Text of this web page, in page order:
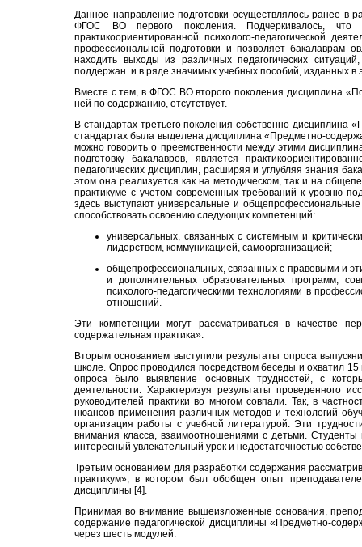
Данное направление подготовки осуществлялось ранее в
ФГОС ВО первого поколения. Подчеркивалось, что
практикоориентированной психолого-педагогической
профессиональной подготовки и позволяет бакалаврам
находить выходы из различных педагогических
поддержан и в ряде значимых учебных пособий, изданных в
Вместе с тем, в ФГОС ВО второго поколения дисциплина
ней по содержанию, отсутствует.
В стандартах третьего поколения собственно дисциплина
стандартах была выделена дисциплина «Предметно-
можно говорить о преемственности между этими
подготовку бакалавров, является
педагогических дисциплин, расширяя и углубляя знания
этом она реализуется как на методическом, так и на
практикуме с учетом современных требований к уровню
здесь выступают универсальные и
способствовать освоению следующих компетенций:
универсальных, связанных с системным и
лидерством, коммуникацией, самоорганизацией;
общепрофессиональных, связанных с правовыми и
и дополнительных образовательных программ,
психолого-педагогическими технологиями в
отношений.
Эти компетенции могут рассматриваться в качестве
содержательная практика».
Вторым основанием выступили результаты опроса
школе. Опрос проводился посредством беседы и охватил
опроса было выявление основных трудностей, с
деятельности. Характеризуя результаты проведенного
руководителей практики во многом совпали. Так, в
нюансов применения различных методов и технологий
организация работы с учебной литературой. Эти
внимания класса, взаимоотношениями с детьми.
интересный увлекательный урок и недостаточностью
Третьим основанием для разработки содержания
практикум», в котором был обобщен опыт
дисциплины [4].
Принимая во внимание вышеизложенные основания,
содержание педагогической дисциплины «Предметно-
через шесть модулей.